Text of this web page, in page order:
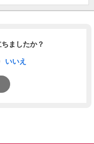
ましたか？
いいえ